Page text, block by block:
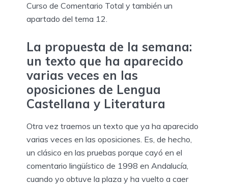
Curso de Comentario Total y también un
apartado del tema 12.
La propuesta de la semana:
un texto que ha aparecido
varias veces en las
oposiciones de Lengua
Castellana y Literatura
Otra vez traemos un texto que ya ha aparecido
varias veces en las oposiciones. Es, de hecho,
un clásico en las pruebas porque cayó en el
comentario lingüístico de 1998 en Andalucía,
cuando yo obtuve la plaza y ha vuelto a caer